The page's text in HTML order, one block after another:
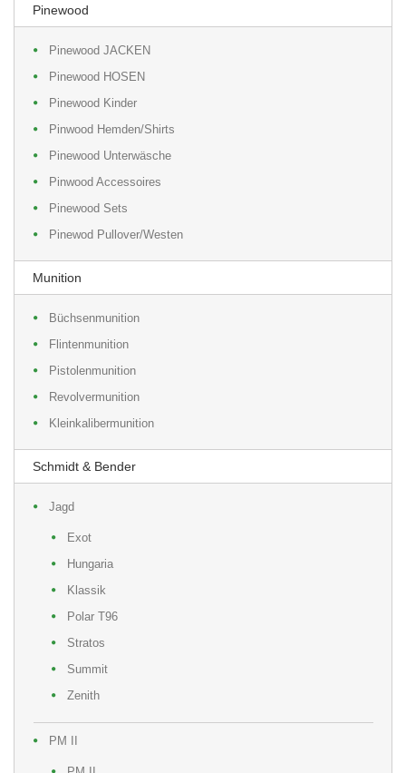
Pinewood
Pinewood JACKEN
Pinewood HOSEN
Pinewood Kinder
Pinwood Hemden/Shirts
Pinewood Unterwäsche
Pinwood Accessoires
Pinewood Sets
Pinewod Pullover/Westen
Munition
Büchsenmunition
Flintenmunition
Pistolenmunition
Revolvermunition
Kleinkalibermunition
Schmidt & Bender
Jagd
Exot
Hungaria
Klassik
Polar T96
Stratos
Summit
Zenith
PM II